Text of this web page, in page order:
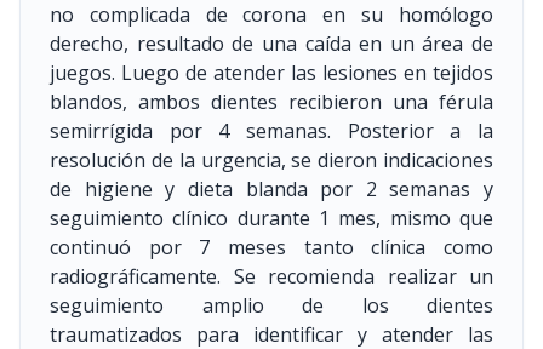
no complicada de corona en su homólogo
derecho, resultado de una caída en un área de
juegos. Luego de atender las lesiones en tejidos
blandos, ambos dientes recibieron una férula
semirrígida por 4 semanas. Posterior a la
resolución de la urgencia, se dieron indicaciones
de higiene y dieta blanda por 2 semanas y
seguimiento clínico durante 1 mes, mismo que
continuó por 7 meses tanto clínica como
radiográficamente. Se recomienda realizar un
seguimiento amplio de los dientes
traumatizados para identificar y atender las